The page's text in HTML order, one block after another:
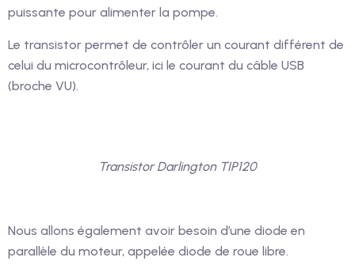
puissante pour alimenter la pompe.
Le transistor permet de contrôler un courant différent de
celui du microcontrôleur, ici le courant du câble USB
(broche VU).
Transistor Darlington TIP120
Nous allons également avoir besoin d’une diode en
parallèle du moteur, appelée diode de roue libre.